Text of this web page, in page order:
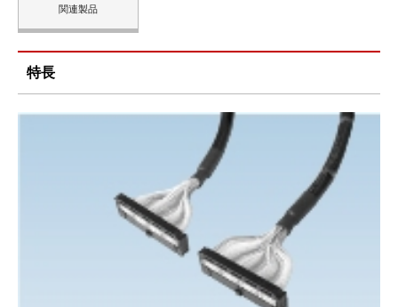
関連製品
特長